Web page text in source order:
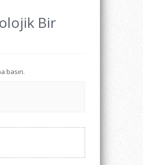
Bir
basın.